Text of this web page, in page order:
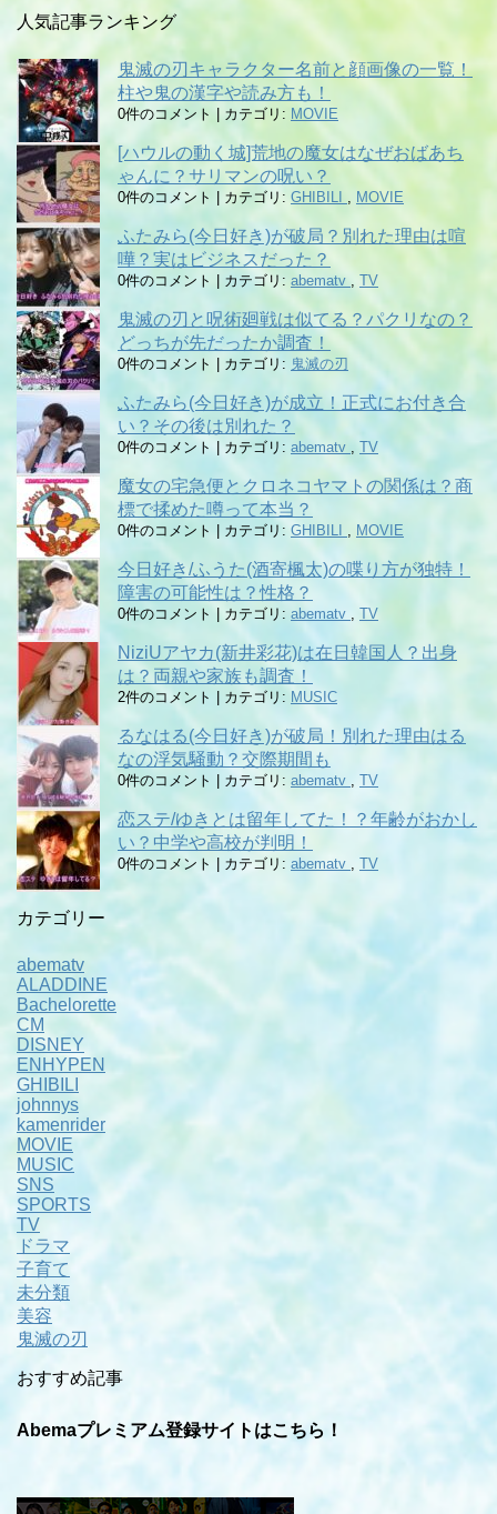
人気記事ランキング
鬼滅の刃キャラクター名前と顔画像の一覧！
柱や鬼の漢字や読み方も！
0件のコメント カテゴリ: MOVIE
[ハウルの動く城]荒地の魔女はなぜおばあち
ゃんに？サリマンの呪い？
0件のコメント カテゴリ: GHIBILI , MOVIE
ふたみら(今日好き)が破局？別れた理由は喧
嘩？実はビジネスだった？
0件のコメント カテゴリ: abematv , TV
鬼滅の刃と呪術廻戦は似てる？パクリなの？
どっちが先だったか調査！
0件のコメント カテゴリ: 鬼滅の刃
ふたみら(今日好き)が成立！正式にお付き合
い？その後は別れた？
0件のコメント カテゴリ: abematv , TV
魔女の宅急便とクロネコヤマトの関係は？商
標で揉めた噂って本当？
0件のコメント カテゴリ: GHIBILI , MOVIE
今日好き/ふうた(酒寄楓太)の喋り方が独特！
障害の可能性は？性格？
0件のコメント カテゴリ: abematv , TV
NiziUアヤカ(新井彩花)は在日韓国人？出身
は？両親や家族も調査！
2件のコメント カテゴリ: MUSIC
るなはる(今日好き)が破局！別れた理由はる
なの浮気騒動？交際期間も
0件のコメント カテゴリ: abematv , TV
恋ステ/ゆきとは留年してた！？年齢がおかし
い？中学や高校が判明！
0件のコメント カテゴリ: abematv , TV
カテゴリー
abematv
ALADDINE
Bachelorette
CM
DISNEY
ENHYPEN
GHIBILI
johnnys
kamenrider
MOVIE
MUSIC
SNS
SPORTS
TV
ドラマ
子育て
未分類
美容
鬼滅の刃
おすすめ記事
Abemaプレミアム登録サイトはこちら！